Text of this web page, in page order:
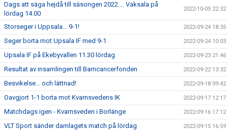
Dags att säga hejdå till säsongen 2022…. Vaksala på
lördag 14.00
2022-10-05 22:32
Storseger i Uppsala… 9-1! 2022-09-24 18:35
Seger borta mot Upsala IF med 9-1 2022-09-24 10:03
Upsala IF på Ekebyvallen 11.30 lördag 2022-09-23 21:46
Resultat av insamlingen till Barncancerfonden 2022-09-22 13:32
Besvikelse… och lättnad! 2022-09-18 09:42
Oavgjort 1-1 borta mot Kvarnsvedens IK 2022-09-17 12:17
Matchdags igen - Kvarnsveden i Borlänge 2022-09-16 17:12
VLT Sport sänder damlagets match på lördag 2022-09-15 16:59